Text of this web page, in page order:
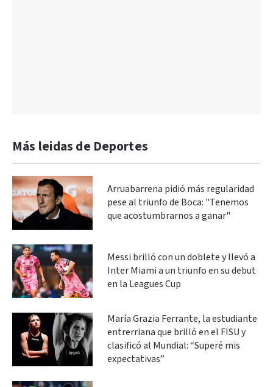
Más leidas de Deportes
Arruabarrena pidió más regularidad
pese al triunfo de Boca: "Tenemos
que acostumbrarnos a ganar"
Messi brilló con un doblete y llevó a
Inter Miami a un triunfo en su debut
en la Leagues Cup
María Grazia Ferrante, la estudiante
entrerriana que brilló en el FISU y
clasificó al Mundial: “Superé mis
expectativas”